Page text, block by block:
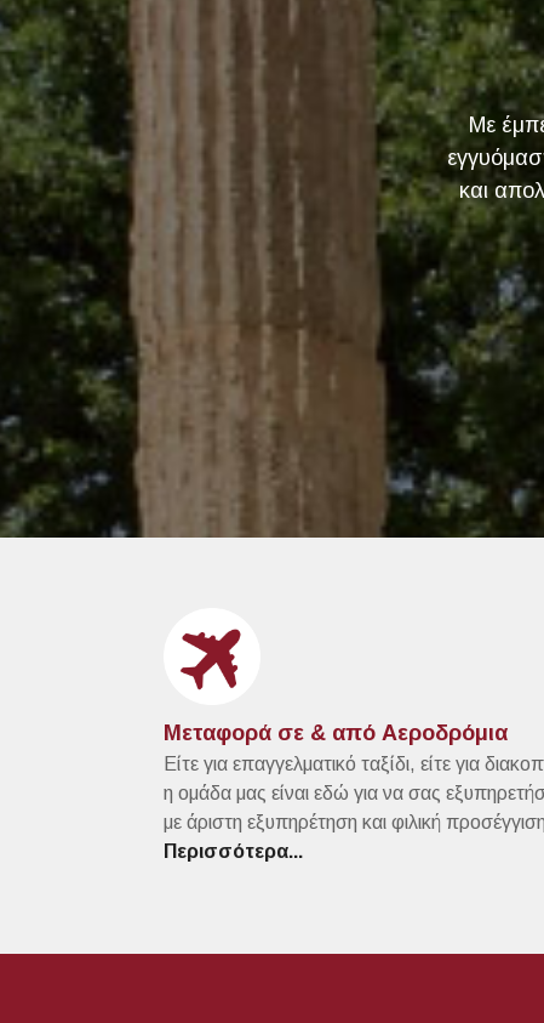
Με
και
Μεταφορά σε & από Αεροδρόμια
Είτε για επαγγελματικό ταξίδι, είτε για
η ομάδα μας είναι εδώ για να σας
με άριστη εξυπηρέτηση και φιλική
Περισσότερα...